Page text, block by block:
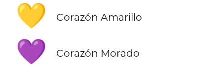
💛 Corazón Amarillo
💜 Corazón Morado